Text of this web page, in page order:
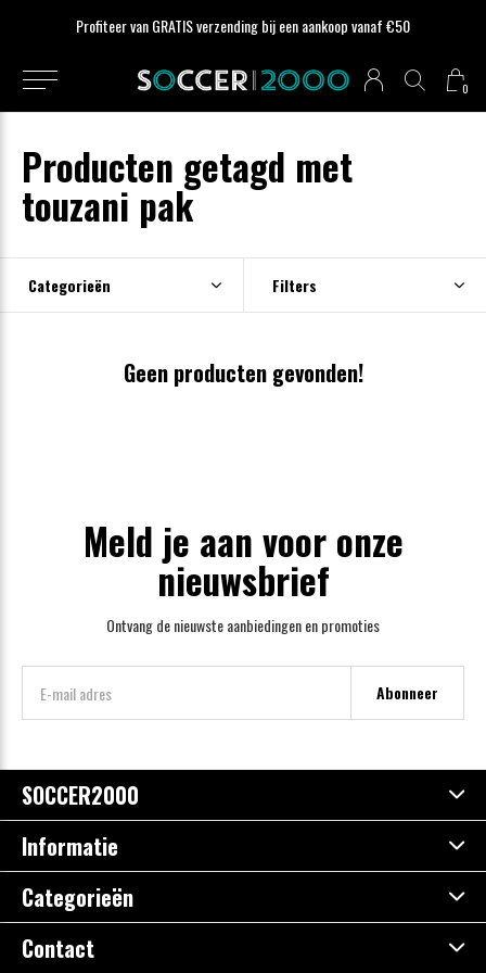
0
Profiteer van GRATIS verzending bij een aankoop vanaf €50
Producten getagd met
touzani pak
Categorieën Filters
Geen producten gevonden!
Meld je aan voor onze
nieuwsbrief
Ontvang de nieuwste aanbiedingen en promoties
Abonneer
SOCCER2000
Informatie
Categorieën
Contact